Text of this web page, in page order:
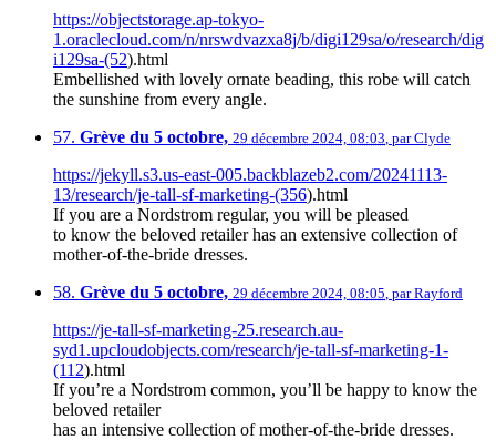
https://objectstorage.ap-tokyo-
1.oraclecloud.com/n/nrswdvazxa8j/b/digi129sa/o/research/dig
i129sa-(52).html
Embellished with lovely ornate beading, this robe will catch
the sunshine from every angle.
57. Grève du 5 octobre, 29 décembre 2024, 08:03 parClyde
https://jekyll.s3.us-east-005.backblazeb2.com/20241113-
13/research/je-tall-sf-marketing-(356).html
If you are a Nordstrom regular, you will be pleased
to know the beloved retailer has an extensive collection of
mother-of-the-bride dresses.
58. Grève du 5 octobre, 29 décembre 2024, 08:05 parRayford
https://je-tall-sf-marketing-25.research.au-
syd1.upcloudobjects.com/research/je-tall-sf-marketing-1-
(112).html
If you’re a Nordstrom common, you’ll be happy to know the
beloved retailer
has an intensive collection of mother-of-the-bride dresses.